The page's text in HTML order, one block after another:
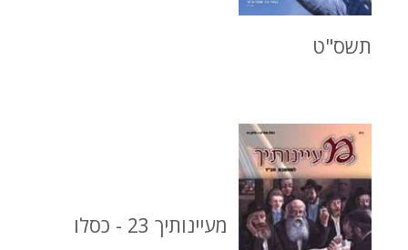
תשס"ט
מעיינותיך 23 - כסלו